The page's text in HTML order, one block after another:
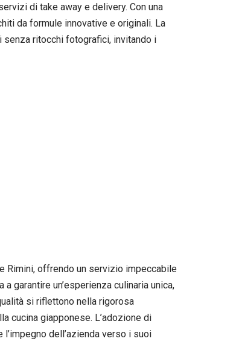
di take away e delivery. Con una
da formule innovative e originali. La
senza ritocchi fotografici, invitando i
Rimini, offrendo un servizio impeccabile
garantire un’esperienza culinaria unica,
si riflettono nella rigorosa
cucina giapponese. L’adozione di
dell’azienda verso i suoi